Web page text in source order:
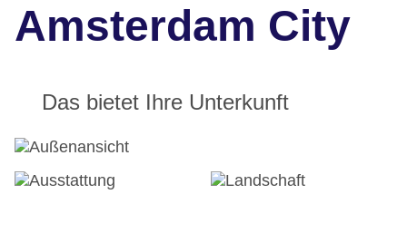
Amsterdam City
Das bietet Ihre Unterkunft